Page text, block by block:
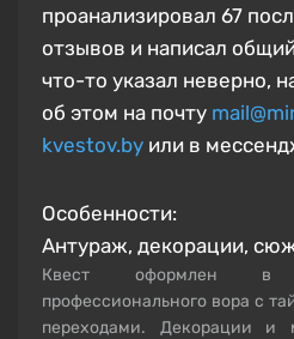
проанализировал 67
отзывов и написал
что-то указал неверно,
об этом на почту
kvestov.by или в
Особенности:
Антураж, декорации,
Квест оформлен в
профессионального вора с
переходами. Декорации и